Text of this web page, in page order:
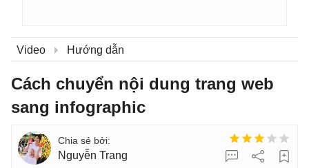
Video Hướng dẫn
Cách chuyển nội dung trang web
sang infographic
Nguyễn Trang